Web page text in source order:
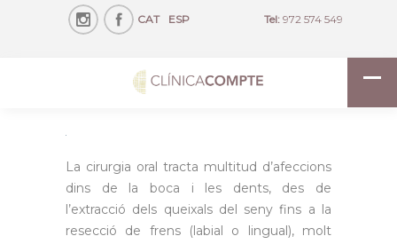
CAT ESP Tel: 972 574 549
La cirurgia oral tracta multitud d’afeccions
dins de la boca i les dents, des de
l’extracció dels queixals del seny fins a la
resecció de frens (labial o lingual), molt